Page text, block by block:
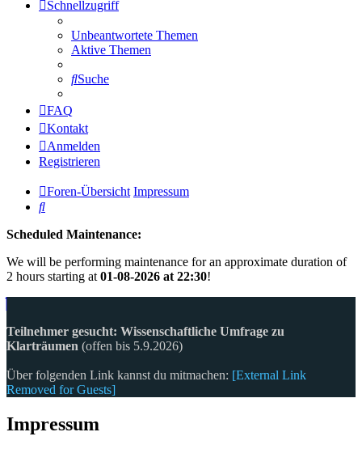
Schnellzugriff
Unbeantwortete Themen
Aktive Themen
Suche
FAQ
Kontakt
Anmelden
Registrieren
Foren-Übersicht Impressum
Suche
Scheduled Maintenance:
We will be performing maintenance for an approximate duration of
2 hours starting at01-08-2026 at 22:30!
Teilnehmer gesucht: Wissenschaftliche Umfrage zu
Klarträumen (offen bis 5.9.2026)
Über folgenden Link kannst du mitmachen: [External Link
Removed for Guests]
Impressum